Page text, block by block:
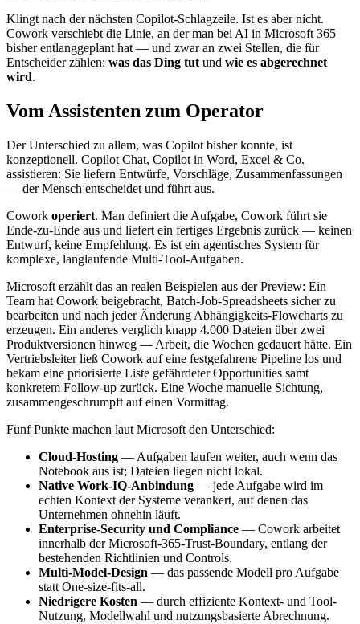
Klingt nach der nächsten Copilot-Schlagzeile. Ist es aber nicht.
Cowork verschiebt die Linie, an der man bei AI in Microsoft 365
bisher entlanggeplant hat — und zwar an zwei Stellen, die für
Entscheider zählen: was das Ding tutund wie es abgerechnet
wird.
Vom Assistenten zum Operator
Der Unterschied zu allem, was Copilot bisher konnte, ist
konzeptionell. Copilot Chat, Copilot in Word, Excel & Co.
assistieren: Sie liefern Entwürfe, Vorschläge, Zusammenfassungen
— der Mensch entscheidet und führt aus.
Cowork operiert. Man definiert die Aufgabe, Cowork führt sie
Ende-zu-Ende aus und liefert ein fertiges Ergebnis zurück — keinen
Entwurf, keine Empfehlung. Es ist ein agentisches System für
komplexe, langlaufende Multi-Tool-Aufgaben.
Microsoft erzählt das an realen Beispielen aus der Preview: Ein
Team hat Cowork beigebracht, Batch-Job-Spreadsheets sicher zu
bearbeiten und nach jeder Änderung Abhängigkeits-Flowcharts zu
erzeugen. Ein anderes verglich knapp 4.000 Dateien über zwei
Produktversionen hinweg — Arbeit, die Wochen gedauert hätte. Ein
Vertriebsleiter ließ Cowork auf eine festgefahrene Pipeline los und
bekam eine priorisierte Liste gefährdeter Opportunities samt
konkretem Follow-up zurück. Eine Woche manuelle Sichtung,
zusammengeschrumpft auf einen Vormittag.
Fünf Punkte machen laut Microsoft den Unterschied:
Cloud-Hosting — Aufgaben laufen weiter, auch wenn das
Notebook aus ist; Dateien liegen nicht lokal.
Native Work-IQ-Anbindung — jede Aufgabe wird im
echten Kontext der Systeme verankert, auf denen das
Unternehmen ohnehin läuft.
Enterprise-Security und Compliance — Cowork arbeitet
innerhalb der Microsoft-365-Trust-Boundary, entlang der
bestehenden Richtlinien und Controls.
Multi-Model-Design — das passende Modell pro Aufgabe
statt One-size-fits-all.
Niedrigere Kosten — durch effiziente Kontext- und Tool-
Nutzung, Modellwahl und nutzungsbasierte Abrechnung.